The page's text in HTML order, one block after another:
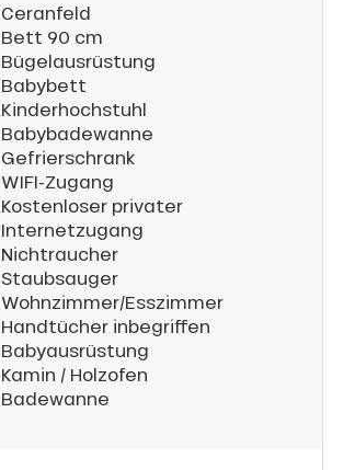
Ceranfeld
Bett 90 cm
Bügelausrüstung
Babybett
Kinderhochstuhl
Babybadewanne
Gefrierschrank
WIFI-Zugang
Kostenloser privater
Internetzugang
Nichtraucher
Staubsauger
Wohnzimmer/Esszimmer
Handtücher inbegriffen
Babyausrüstung
Kamin / Holzofen
Badewanne